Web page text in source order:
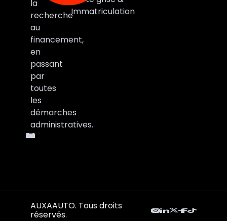
la
recherche
au
financement,
en
passant
par
toutes
les
démarches
administratives.
Immatriculation
AUXAAUTO. Tous droits
réservés.